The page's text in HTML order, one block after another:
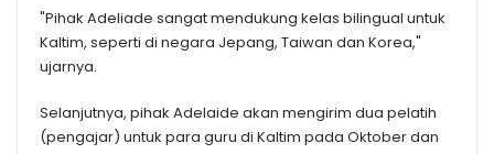
"Pihak Adeliade sangat mendukung kelas bilingual untuk
Kaltim, seperti di negara Jepang, Taiwan dan Korea,"
ujarnya.
Selanjutnya, pihak Adelaide akan mengirim dua pelatih
(pengajar) untuk para guru di Kaltim pada Oktober dan